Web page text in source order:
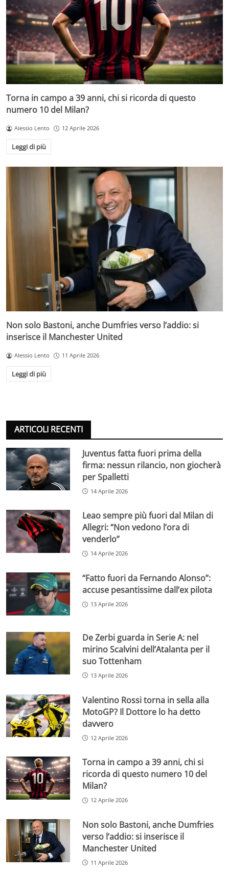
Torna in campo a 39 anni, chi si ricorda di questo
numero 10 del Milan?
Alessio Lento 12 Aprile 2026
Leggi di più
Non solo Bastoni, anche Dumfries verso l’addio: si
inserisce il Manchester United
Alessio Lento 11 Aprile 2026
Leggi di più
ARTICOLI RECENTI
Juventus fatta fuori prima della
firma: nessun rilancio, non giocherà
per Spalletti
14 Aprile 2026
Leao sempre più fuori dal Milan di
Allegri: “Non vedono l’ora di
venderlo”
14 Aprile 2026
“Fatto fuori da Fernando Alonso”:
accuse pesantissime dall’ex pilota
13 Aprile 2026
De Zerbi guarda in Serie A: nel
mirino Scalvini dell’Atalanta per il
suo Tottenham
13 Aprile 2026
Valentino Rossi torna in sella alla
MotoGP? Il Dottore lo ha detto
davvero
12 Aprile 2026
Torna in campo a 39 anni, chi si
ricorda di questo numero 10 del
Milan?
12 Aprile 2026
Non solo Bastoni, anche Dumfries
verso l’addio: si inserisce il
Manchester United
11 Aprile 2026